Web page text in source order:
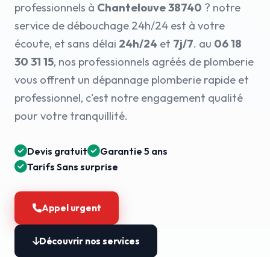
professionnels à Chantelouve 38740 ? notre
service de débouchage 24h/24 est à votre
écoute, et sans délai 24h/24 et 7j/7. au 06 18
30 31 15, nos professionnels agréés de plomberie
vous offrent un dépannage plomberie rapide et
professionnel, c'est notre engagement qualité
pour votre tranquillité.
Devis gratuit
Garantie 5 ans
Tarifs Sans surprise
Appel urgent
Découvrir nos services